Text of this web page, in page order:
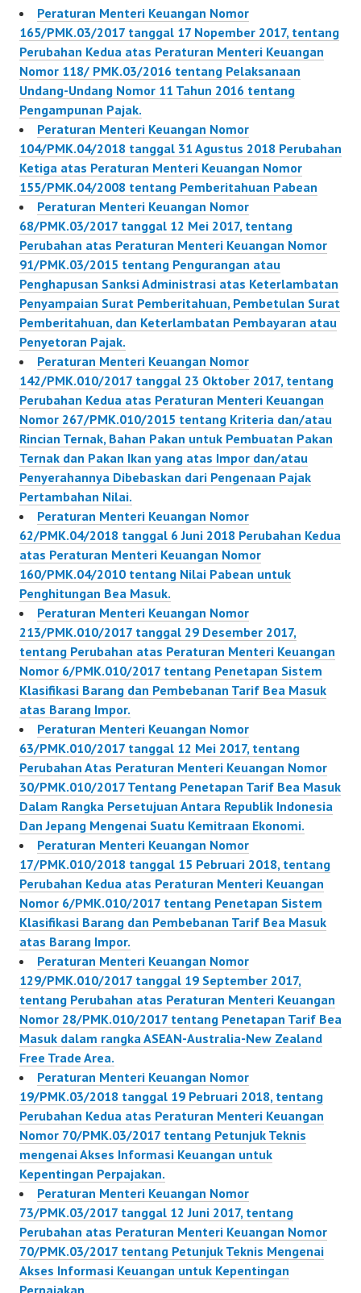
Peraturan Menteri Keuangan Nomor
165/PMK.03/2017 tanggal 17 Nopember 2017, tentang
Perubahan Kedua atas Peraturan Menteri Keuangan
Nomor 118/ PMK.03/2016 tentang Pelaksanaan
Undang-Undang Nomor 11 Tahun 2016 tentang
Pengampunan Pajak.
Peraturan Menteri Keuangan Nomor
104/PMK.04/2018 tanggal 31 Agustus 2018 Perubahan
Ketiga atas Peraturan Menteri Keuangan Nomor
155/PMK.04/2008 tentang Pemberitahuan Pabean
Peraturan Menteri Keuangan Nomor
68/PMK.03/2017 tanggal 12 Mei 2017, tentang
Perubahan atas Peraturan Menteri Keuangan Nomor
91/PMK.03/2015 tentang Pengurangan atau
Penghapusan Sanksi Administrasi atas Keterlambatan
Penyampaian Surat Pemberitahuan, Pembetulan Surat
Pemberitahuan, dan Keterlambatan Pembayaran atau
Penyetoran Pajak.
Peraturan Menteri Keuangan Nomor
142/PMK.010/2017 tanggal 23 Oktober 2017, tentang
Perubahan Kedua atas Peraturan Menteri Keuangan
Nomor 267/PMK.010/2015 tentang Kriteria dan/atau
Rincian Ternak, Bahan Pakan untuk Pembuatan Pakan
Ternak dan Pakan Ikan yang atas Impor dan/atau
Penyerahannya Dibebaskan dari Pengenaan Pajak
Pertambahan Nilai.
Peraturan Menteri Keuangan Nomor
62/PMK.04/2018 tanggal 6 Juni 2018 Perubahan Kedua
atas Peraturan Menteri Keuangan Nomor
160/PMK.04/2010 tentang Nilai Pabean untuk
Penghitungan Bea Masuk.
Peraturan Menteri Keuangan Nomor
213/PMK.010/2017 tanggal 29 Desember 2017,
tentang Perubahan atas Peraturan Menteri Keuangan
Nomor 6/PMK.010/2017 tentang Penetapan Sistem
Klasifikasi Barang dan Pembebanan Tarif Bea Masuk
atas Barang Impor.
Peraturan Menteri Keuangan Nomor
63/PMK.010/2017 tanggal 12 Mei 2017, tentang
Perubahan Atas Peraturan Menteri Keuangan Nomor
30/PMK.010/2017 Tentang Penetapan Tarif Bea Masuk
Dalam Rangka Persetujuan Antara Republik Indonesia
Dan Jepang Mengenai Suatu Kemitraan Ekonomi.
Peraturan Menteri Keuangan Nomor
17/PMK.010/2018 tanggal 15 Pebruari 2018, tentang
Perubahan Kedua atas Peraturan Menteri Keuangan
Nomor 6/PMK.010/2017 tentang Penetapan Sistem
Klasifikasi Barang dan Pembebanan Tarif Bea Masuk
atas Barang Impor.
Peraturan Menteri Keuangan Nomor
129/PMK.010/2017 tanggal 19 September 2017,
tentang Perubahan atas Peraturan Menteri Keuangan
Nomor 28/PMK.010/2017 tentang Penetapan Tarif Bea
Masuk dalam rangka ASEAN-Australia-New Zealand
Free Trade Area.
Peraturan Menteri Keuangan Nomor
19/PMK.03/2018 tanggal 19 Pebruari 2018, tentang
Perubahan Kedua atas Peraturan Menteri Keuangan
Nomor 70/PMK.03/2017 tentang Petunjuk Teknis
mengenai Akses Informasi Keuangan untuk
Kepentingan Perpajakan.
Peraturan Menteri Keuangan Nomor
73/PMK.03/2017 tanggal 12 Juni 2017, tentang
Perubahan atas Peraturan Menteri Keuangan Nomor
70/PMK.03/2017 tentang Petunjuk Teknis Mengenai
Akses Informasi Keuangan untuk Kepentingan
Perpajakan.